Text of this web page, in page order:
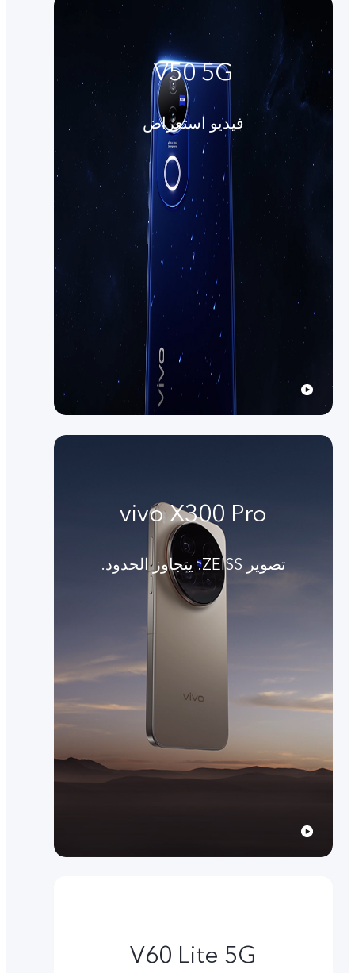
V50 5G
فيديو استعراض
vivo X300 Pro
تصوير ZEISS. يتجاوز الحدود.
V60 Lite 5G